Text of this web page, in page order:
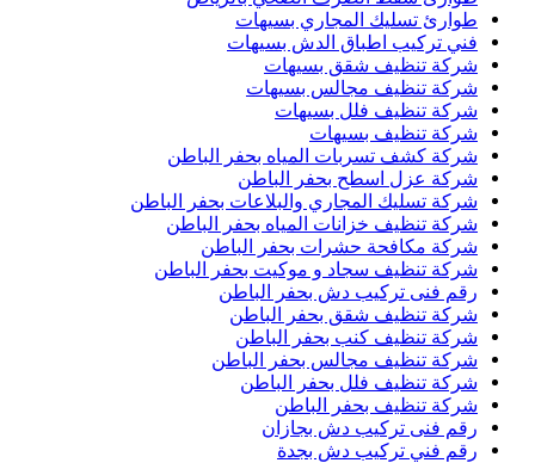
طوارئ تسليك المجاري بسيهات
فني تركيب اطباق الدش بسيهات
شركة تنظيف شقق بسيهات
شركة تنظيف مجالس بسيهات
شركة تنظيف فلل بسيهات
شركة تنظيف بسيهات
شركة كشف تسربات المياه بحفر الباطن
شركة عزل اسطح بحفر الباطن
شركة تسليك المجاري والبلاعات بحفر الباطن
شركة تنظيف خزانات المياه بحفر الباطن
شركة مكافحة حشرات بحفر الباطن
شركة تنظيف سجاد و موكيت بحفر الباطن
رقم فنى تركيب دش بحفر الباطن
شركة تنظيف شقق بحفر الباطن
شركة تنظيف كنب بحفر الباطن
شركة تنظيف مجالس بحفر الباطن
شركة تنظيف فلل بحفر الباطن
شركة تنظيف بحفر الباطن
رقم فنى تركيب دش بجازان
رقم فني تركيب دش بجدة